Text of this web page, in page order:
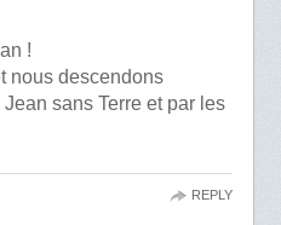
!
nous descendons
sans Terre et par les
REPLY